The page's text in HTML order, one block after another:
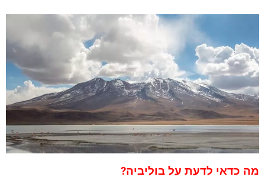
מה כדאי לדעת על בוליביה?